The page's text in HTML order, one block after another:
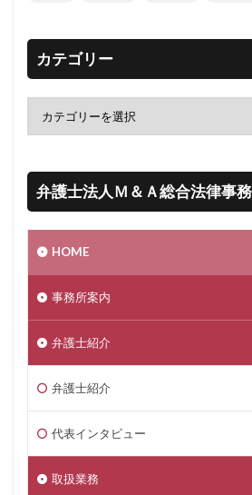
カテゴリー
弁護士法人Ｍ＆Ａ総合法律事
HOME
事務所案内
弁護士紹介
弁護士紹介
代表インタビュー
取扱業務